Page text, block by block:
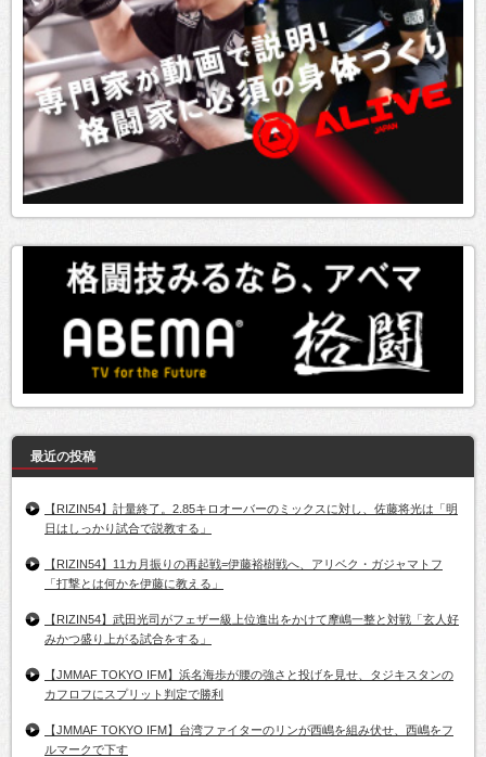
最近の投稿
【RIZIN54】計量終了。2.85キロオーバーのミックスに対し、佐藤将光は「明
日はしっかり試合で説教する」
【RIZIN54】11カ月振りの再起戦=伊藤裕樹戦へ、アリベク・ガジャマトフ
「打撃とは何かを伊藤に教える」
【RIZIN54】武田光司がフェザー級上位進出をかけて摩嶋一整と対戦「玄人好
みかつ盛り上がる試合をする」
【JMMAF TOKYO IFM】浜名海歩が腰の強さと投げを見せ、タジキスタンの
カフロフにスプリット判定で勝利
【JMMAF TOKYO IFM】台湾ファイターのリンが西嶋を組み伏せ、西嶋をフ
ルマークで下す